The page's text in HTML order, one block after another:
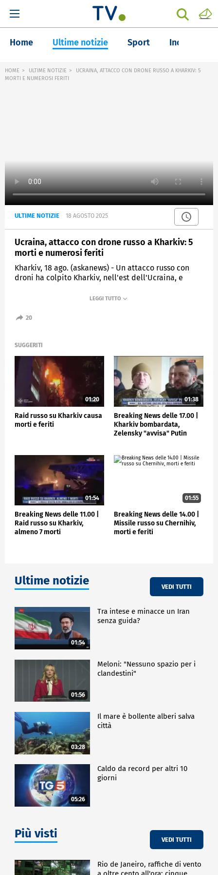
Home Ultime notizie Sport Inchieste
HOME ULTIME NOTIZIE
UCRAINA, ATTACCO CON DRONE RUSSO A KHARKIV: 5
MORTI E NUMEROSI FERITI
ULTIME NOTIZIE 18 AGOSTO 2025
Ucraina, attacco con drone russo a Kharkiv: 5
morti e numerosi feriti
Kharkiv, 18 ago. (askanews) - Un attacco russo con
droni ha colpito Kharkiv, nell'est dell'Ucraina, e
bambino piccolo, e 17 feriti. Lo ha dichiarato il
e Volodymyr Zelensky a Washington. La città, vicina
poche ore prima da un missile balistico russo,
causando almeno 11 feriti, secondo il sindaco.
ESTERI
20
SUGGERITI
01:20
Raid russo su Kharkiv causa
morti e feriti
01:38
Breaking News delle 17.00 |
Kharkiv bombardata,
Zelensky "avvisa" Putin
01:54
Breaking News delle 11.00 |
Raid russo su Kharkiv,
almeno 7 morti
01:55
Breaking News delle 14.00 |
Missile russo su Chernihiv,
morti e feriti
Ultime notizie VEDI TUTTI
01:54
Tra intese e minacce un Iran
senza guida?
01:56
Meloni: "Nessuno spazio per i
clandestini"
03:28
Il mare è bollente alberi salva
città
05:26
Caldo da record per altri 10
giorni
Più visti VEDI TUTTI
Rio de Janeiro, raffiche di vento